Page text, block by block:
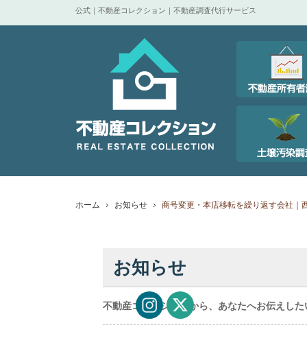
公式｜不動産コレクション｜不動産調査代行サービス
ホーム お知らせ 商号変更・本店移転を繰り返す会社｜
お知らせ
不動産コレクションから、あなたへお伝えした